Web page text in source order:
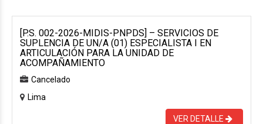
[P.S. 002-2026-MIDIS-PNPDS] – SERVICIOS DE
SUPLENCIA DE UN/A (01) ESPECIALISTA I EN
ARTICULACIÓN PARA LA UNIDAD DE
ACOMPAÑAMIENTO
Cancelado
Lima
VER DETALLE